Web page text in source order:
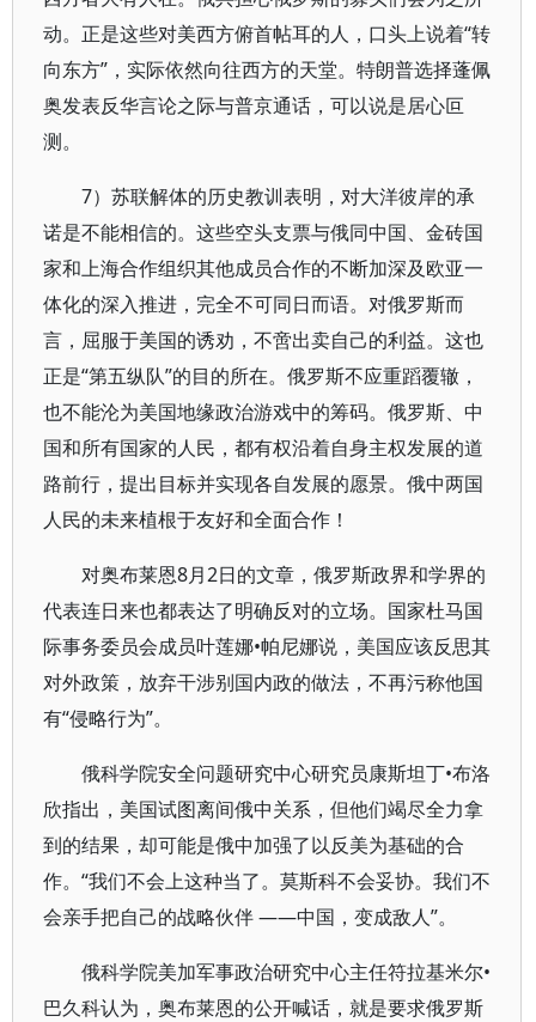
动。正是这些对美西方俯首帖耳的人，口头上说着“转
向东方”，实际依然向往西方的天堂。特朗普选择蓬佩
奥发表反华言论之际与普京通话，可以说是居心叵
测。
7）苏联解体的历史教训表明，对大洋彼岸的承
诺是不能相信的。这些空头支票与俄同中国、金砖国
家和上海合作组织其他成员合作的不断加深及欧亚一
体化的深入推进，完全不可同日而语。对俄罗斯而
言，屈服于美国的诱劝，不啻出卖自己的利益。这也
正是“第五纵队”的目的所在。俄罗斯不应重蹈覆辙，
也不能沦为美国地缘政治游戏中的筹码。俄罗斯、中
国和所有国家的人民，都有权沿着自身主权发展的道
路前行，提出目标并实现各自发展的愿景。俄中两国
人民的未来植根于友好和全面合作！
对奥布莱恩8月2日的文章，俄罗斯政界和学界的
代表连日来也都表达了明确反对的立场。国家杜马国
际事务委员会成员叶莲娜•帕尼娜说，美国应该反思其
对外政策，放弃干涉别国内政的做法，不再污称他国
有“侵略行为”。
俄科学院安全问题研究中心研究员康斯坦丁•布洛
欣指出，美国试图离间俄中关系，但他们竭尽全力拿
到的结果，却可能是俄中加强了以反美为基础的合
作。“我们不会上这种当了。莫斯科不会妥协。我们不
会亲手把自己的战略伙伴 ——中国，变成敌人”。
俄科学院美加军事政治研究中心主任符拉基米尔•
巴久科认为，奥布莱恩的公开喊话，就是要求俄罗斯